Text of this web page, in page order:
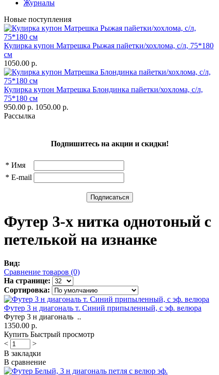
Журналы
Новые поступления
Кулирка купон Матрешка Рыжая пайетки/хохлома, с/л, 75*180
см
1050.00 р.
Кулирка купон Матрешка Блондинка пайетки/хохлома, с/л,
75*180 см
950.00 р. 1050.00 р.
Рассылка
Подпишитесь на акции и скидки!
* Имя
* E-mail
Футер 3-х нитка однотоный с
петелькой на изнанке
Вид:
Сравнение товаров (0)
На странице:
Сортировка:
Футер 3 н диагональ т. Синий припыленный, с эф. велюра
Футер 3 н диагональ ..
1350.00 р.
Купить Быстрый просмотр
<
>
В закладки
В сравнение